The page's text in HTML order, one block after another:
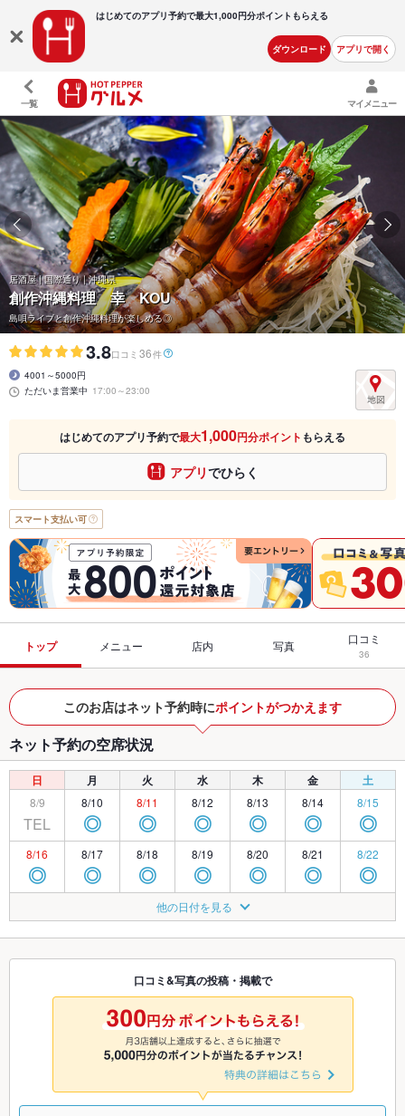
はじめてのアプリ予約で最大1,000円分ポイントもらえる
ダウンロード アプリで開く
一覧 マイメニュー
居酒屋 | 国際通り | 沖縄県
創作沖縄料理 幸 KOU
島唄ライブと創作沖縄料理が楽しめる◎
3.8口コミ 36件
4001～5000円
ただいま営業中 17:00～23:00
はじめてのアプリ予約で最大1,000円分ポイント もらえる
アプリでひらく
スマート支払い可
トップ メニュー 店内 写真 口コミ
36
このお店はネット予約時にポイントがつかえます
ネット予約の空席状況
日 月 火 水 木 金 土
8/9
TEL
8/10
◎
8/11
◎
8/12
◎
8/13
◎
8/14
◎
8/15
◎
8/16
◎
8/17
◎
8/18
◎
8/19
◎
8/20
◎
8/21
◎
8/22
◎
◎ ◎
8/25
◎
8/26
◎
8/27
◎ ◎ ◎
8/30 8/31 9/1
◎
9/2
◎
9/3
◎
9/4 9/5
9/8
◎ ◎ ◎ ◎
他の日付を見る
口コミ&写真の投稿・掲載で